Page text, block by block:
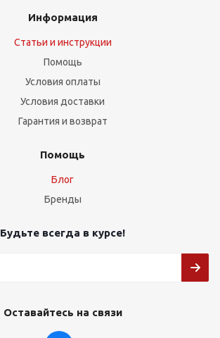
Информация
Статьи и инструкции
Помощь
Условия оплаты
Условия доставки
Гарантия и возврат
Помощь
Блог
Бренды
Будьте всегда в курсе!
Оставайтесь на связи